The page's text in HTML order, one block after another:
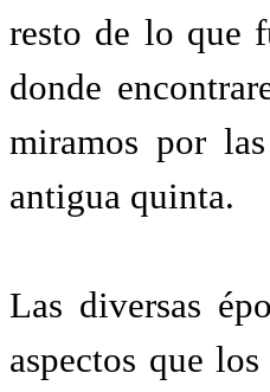
resto de lo que
donde
miramos por
antigua quinta.
Las diversas
aspectos que